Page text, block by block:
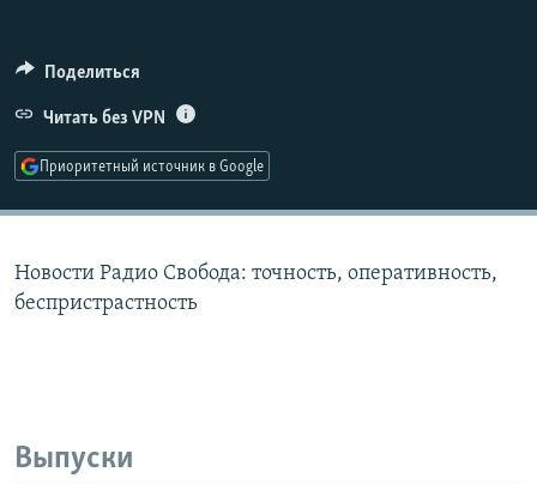
ПОДПИШИТЕСЬ НА РАССЫЛКУ
СОЦИАЛЬНЫЕ СЕТИ
Поделиться
Читать без VPN
Приоритетный источник в Google
Новости Радио Свобода: точность, оперативность,
беспристрастность
Выпуски